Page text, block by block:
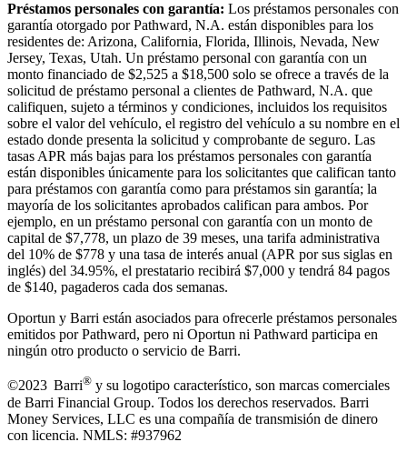
Préstamos personales con garantía: Los préstamos personales con
garantía otorgado por Pathward, N.A. están disponibles para los
residentes de: Arizona, California, Florida, Illinois, Nevada, New
Jersey, Texas, Utah. Un préstamo personal con garantía con un
monto financiado de $2,525 a $18,500 solo se ofrece a través de la
solicitud de préstamo personal a clientes de Pathward, N.A. que
califiquen, sujeto a términos y condiciones, incluidos los requisitos
sobre el valor del vehículo, el registro del vehículo a su nombre en el
estado donde presenta la solicitud y comprobante de seguro. Las
tasas APR más bajas para los préstamos personales con garantía
están disponibles únicamente para los solicitantes que califican tanto
para préstamos con garantía como para préstamos sin garantía; la
mayoría de los solicitantes aprobados califican para ambos. Por
ejemplo, en un préstamo personal con garantía con un monto de
capital de $7,778, un plazo de 39 meses, una tarifa administrativa
del 10% de $778 y una tasa de interés anual (APR por sus siglas en
inglés) del 34.95%, el prestatario recibirá $7,000 y tendrá 84 pagos
de $140, pagaderos cada dos semanas.
Oportun y Barri están asociados para ofrecerle préstamos personales
emitidos por Pathward, pero ni Oportun ni Pathward participa en
ningún otro producto o servicio de Barri.
©2023 Barri® y su logotipo característico, son marcas comerciales
de Barri Financial Group. Todos los derechos reservados. Barri
Money Services, LLC es una compañía de transmisión de dinero
con licencia. NMLS: #937962